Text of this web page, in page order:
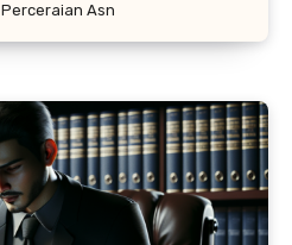
Perceraian Asn